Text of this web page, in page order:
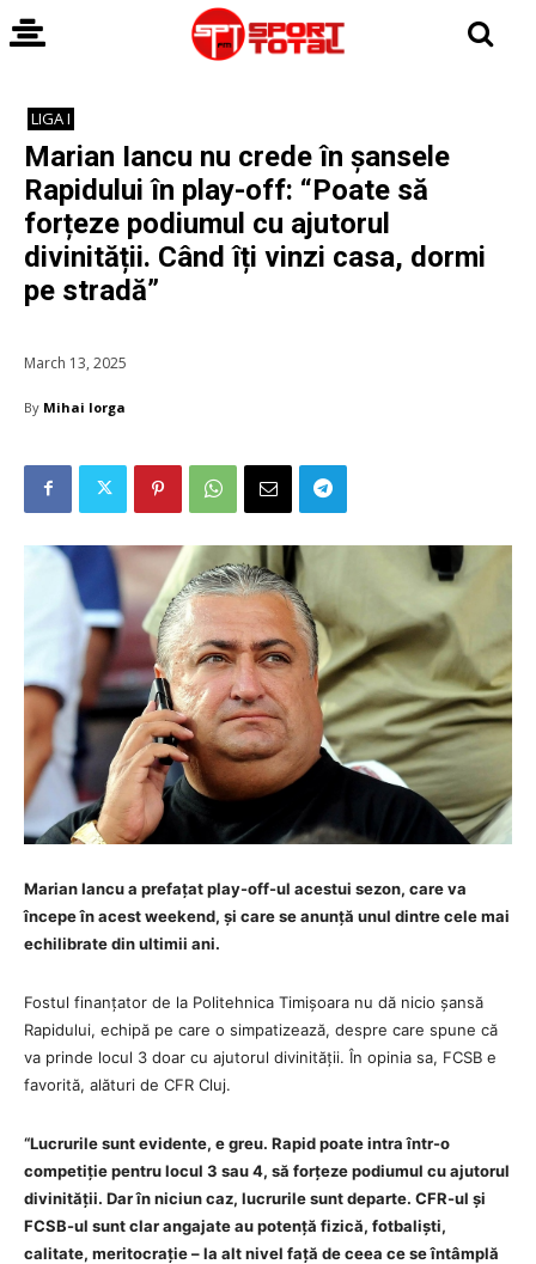
LIGA I
Marian Iancu nu crede în șansele
Rapidului în play-off: “Poate să
forțeze podiumul cu ajutorul
divinității. Când îți vinzi casa, dormi
pe stradă”
March 13, 2025
By Mihai Iorga
Marian Iancu a prefațat play-off-ul acestui sezon, care va
începe în acest weekend, și care se anunță unul dintre cele mai
echilibrate din ultimii ani.
Fostul finanțator de la Politehnica Timișoara nu dă nicio șansă
Rapidului, echipă pe care o simpatizează, despre care spune că
va prinde locul 3 doar cu ajutorul divinității. În opinia sa, FCSB e
favorită, alături de CFR Cluj.
“Lucrurile sunt evidente, e greu. Rapid poate intra într-o
competiție pentru locul 3 sau 4, să forțeze podiumul cu ajutorul
divinității. Dar în niciun caz, lucrurile sunt departe. CFR-ul și
FCSB-ul sunt clar angajate au potență fizică, fotbaliști,
calitate, meritocrație – la alt nivel față de ceea ce se întâmplă